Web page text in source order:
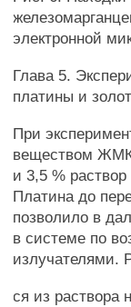
электронной
Глава 5.
платины и
При
веществом ЖМК
и 3,5 %
Платина до
позволило в
в системе по
излучателями.
ся из раствора